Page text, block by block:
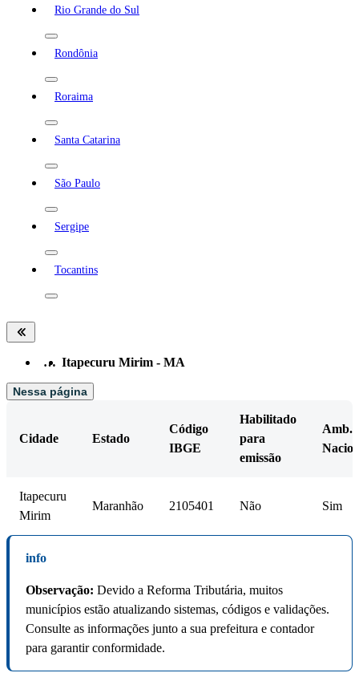
Rio Grande do Sul
Rondônia
Roraima
Santa Catarina
São Paulo
Sergipe
Tocantins
… Itapecuru Mirim - MA
Nessa página
Cidade Estado
Código
IBGE
Habilitado
para
emissão
Amb.
Itapecuru
Mirim
Maranhão 2105401 Não Sim
info
Observação: Devido a Reforma Tributária, muitos
municípios estão atualizando sistemas, códigos e validações.
Consulte as informações junto a sua prefeitura e contador
para garantir conformidade.